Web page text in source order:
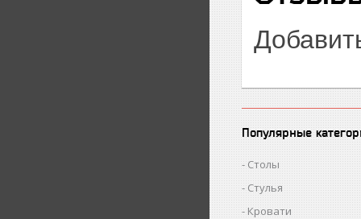
Популярные
Столы
Стулья
Кровати